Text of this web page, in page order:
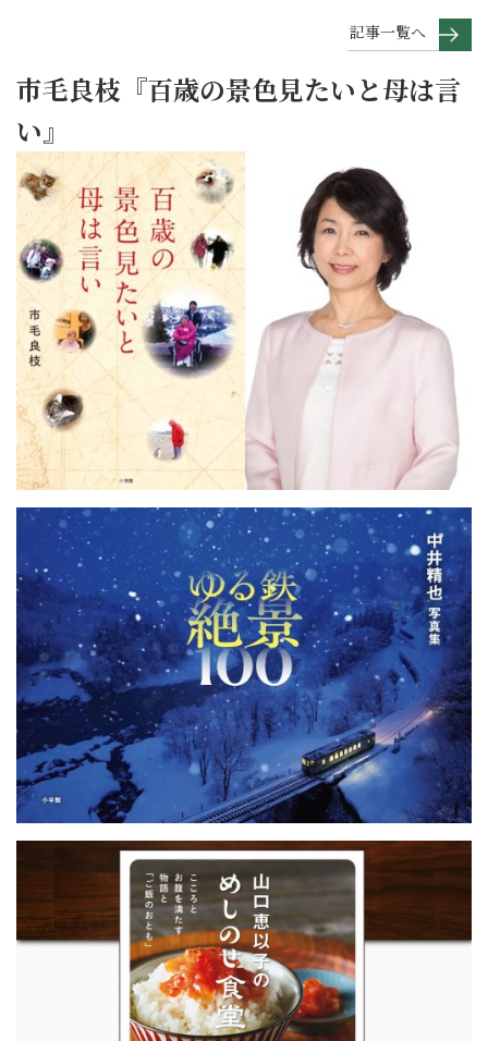
記事一覧へ
市毛良枝『百歳の景色見たいと母は言
い』